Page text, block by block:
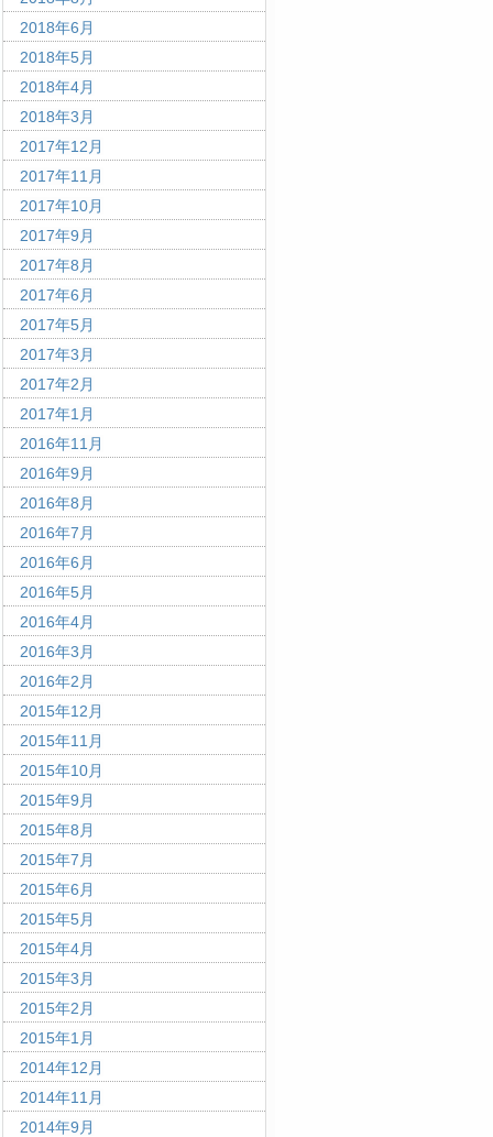
2018年6月
2018年5月
2018年4月
2018年3月
2017年12月
2017年11月
2017年10月
2017年9月
2017年8月
2017年6月
2017年5月
2017年3月
2017年2月
2017年1月
2016年11月
2016年9月
2016年8月
2016年7月
2016年6月
2016年5月
2016年4月
2016年3月
2016年2月
2015年12月
2015年11月
2015年10月
2015年9月
2015年8月
2015年7月
2015年6月
2015年5月
2015年4月
2015年3月
2015年2月
2015年1月
2014年12月
2014年11月
2014年9月